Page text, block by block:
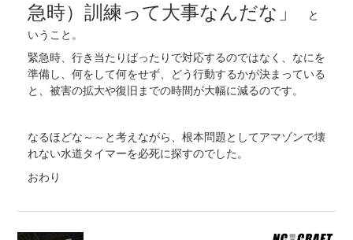
急時）訓練って大事なんだな」
と
いうこと。
緊急時、行き当たりばったりで対応するのではなく、なにを
準備し、何をして何をせず、どう行動するかが決まっている
と、被害の拡大や復旧までの時間が大幅に減るのです。
なるほどな～～と考えながら、根本問題としてアマゾンで壊
れない水道タイマーを必死に探すのでした。
おわり